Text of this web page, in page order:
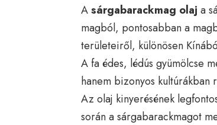
Asárgabarackmag olaj a
magból, pontosabban a
területeiről, különösen
A fa édes, lédús gyümölcse
hanem bizonyos kultúrákban
Az olaj kinyerésének
során a sárgabarackmagot